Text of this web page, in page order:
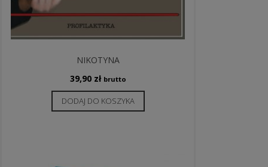
NIKOTYNA
39,90 zł brutto
DODAJ DO KOSZYKA